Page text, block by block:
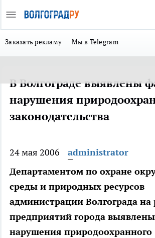
Заказать рекламу Мы в Telegram
В Волгограде выявлены
нарушения
законодательства
24 мая 2006
administrator
Департаментом по охране
среды и природных ресурсов
администрации Волгограда на
предприятий города
нарушения природоохранного